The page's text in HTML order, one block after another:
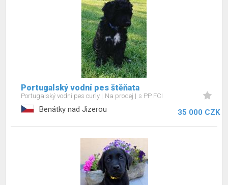
Portugalský vodní pes štěňata
Portugalský vodní pes curly Na prodej s PP FCI
Benátky nad Jizerou 35 000 CZK